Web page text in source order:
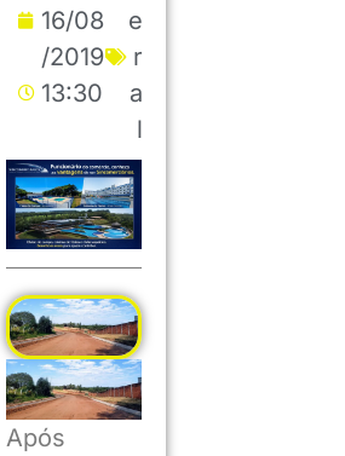
16/08
/2019
13:30
e
r
a
l
Após